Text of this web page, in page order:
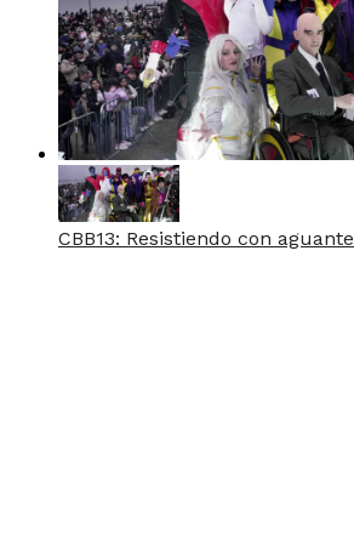
CBB13: Resistiendo con aguante